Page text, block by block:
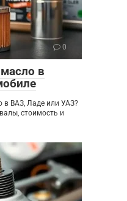
0
в
в ВАЗ, Ладе или УАЗ?
стоимость и